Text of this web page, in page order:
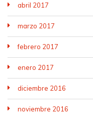
abril 2017
marzo 2017
febrero 2017
enero 2017
diciembre 2016
noviembre 2016